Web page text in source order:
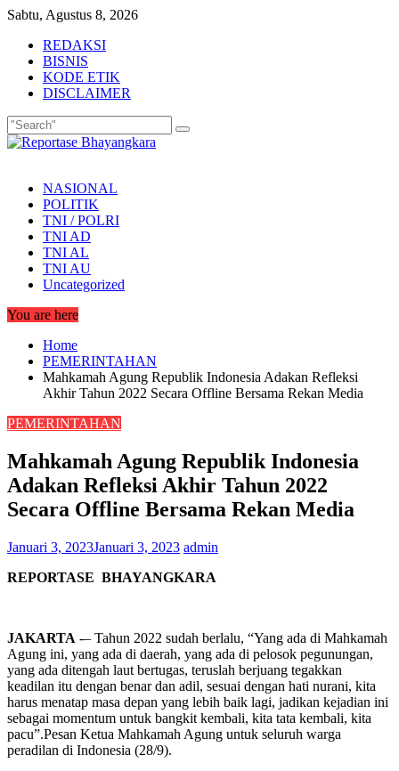
Skip
content
Sabtu, Agustus 8, 2026
REDAKSI
BISNIS
KODE ETIK
DISCLAIMER
NASIONAL
POLITIK
TNI / POLRI
TNI AD
TNI AL
TNI AU
Uncategorized
You are here
Home
PEMERINTAHAN
Mahkamah Agung Republik Indonesia Adakan Refleksi
Akhir Tahun 2022 Secara Offline Bersama Rekan Media
PEMERINTAHAN
Mahkamah Agung Republik Indonesia
Adakan Refleksi Akhir Tahun 2022
Secara Offline Bersama Rekan Media
Januari 3, 2023Januari 3, 2023 admin
REPORTASE BHAYANGKARA
JAKARTA -– Tahun 2022 sudah berlalu, “Yang ada di Mahkamah
Agung ini, yang ada di daerah, yang ada di pelosok pegunungan,
yang ada ditengah laut bertugas, teruslah berjuang tegakkan
keadilan itu dengan benar dan adil, sesuai dengan hati nurani, kita
harus menatap masa depan yang lebih baik lagi, jadikan kejadian ini
sebagai momentum untuk bangkit kembali, kita tata kembali, kita
pacu”.Pesan Ketua Mahkamah Agung untuk seluruh warga
peradilan di Indonesia (28/9).